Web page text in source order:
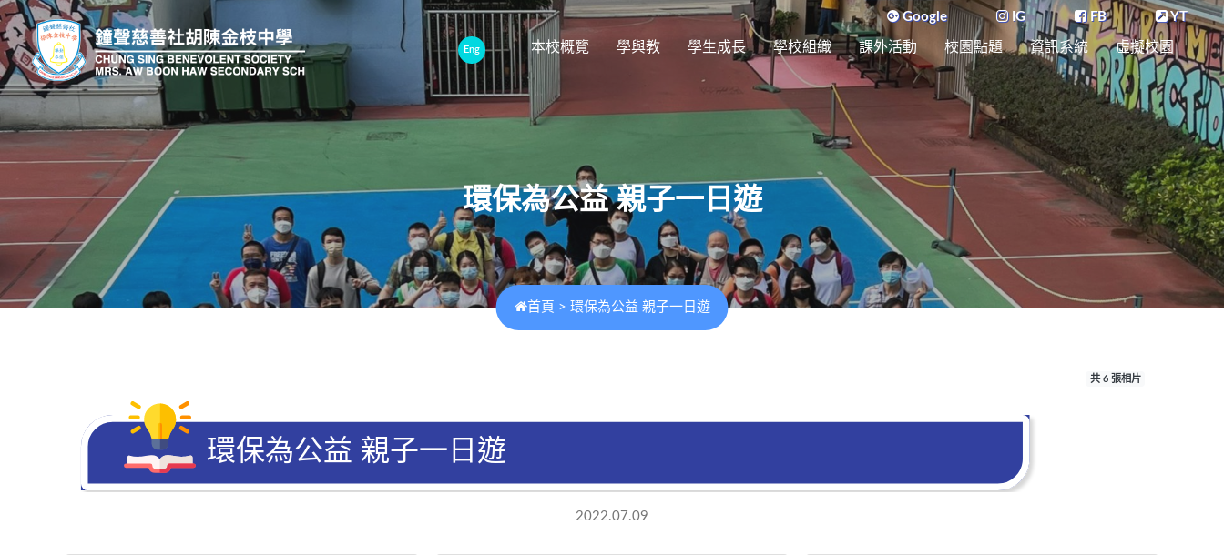
Eng 本校概覽 學與教 學生成長 學校組織 課外活動 校園點題 資訊系統 虛擬校園
Google IG FB YT
環保為公益 親子一日遊
首頁 > 環保為公益 親子一日遊
共 6 張相片
環保為公益 親子一日遊
2022.07.09